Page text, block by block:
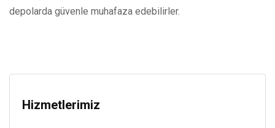
depolarda güvenle muhafaza edebilirler.
Hizmetlerimiz